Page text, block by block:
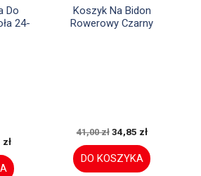
Do
24-
Szybki podgląd
Koszyk Na Bidon
Rowerowy Czarny
41,00 zł 34,85 zł
DO KOSZYKA